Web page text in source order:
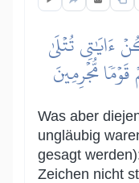
ءَايَٰتِي تُتۡلَىٰ
مُّجۡرِمِينَ
Was aber
ungläubig
gesagt
Zeichen nicht